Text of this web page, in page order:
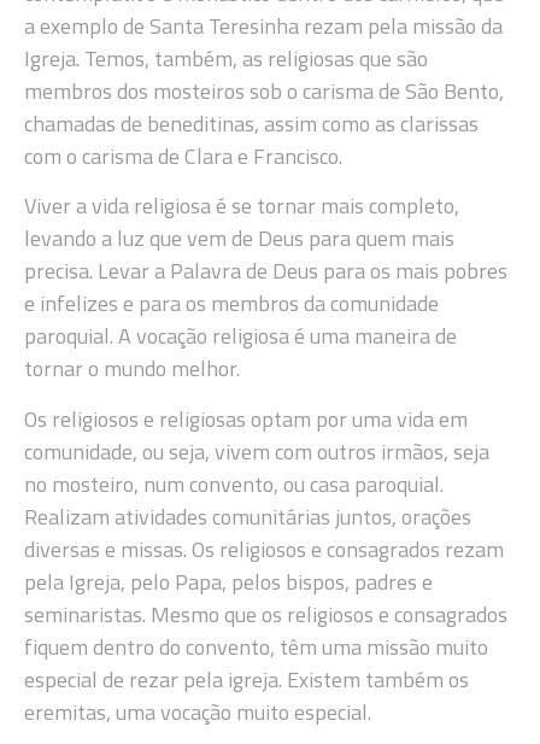
a exemplo de Santa Teresinha rezam pela missão da
Igreja. Temos, também, as religiosas que são
membros dos mosteiros sob o carisma de São Bento,
chamadas de beneditinas, assim como as clarissas
com o carisma de Clara e Francisco.
Viver a vida religiosa é se tornar mais completo,
levando a luz que vem de Deus para quem mais
precisa. Levar a Palavra de Deus para os mais pobres
e infelizes e para os membros da comunidade
paroquial. A vocação religiosa é uma maneira de
tornar o mundo melhor.
Os religiosos e religiosas optam por uma vida em
comunidade, ou seja, vivem com outros irmãos, seja
no mosteiro, num convento, ou casa paroquial.
Realizam atividades comunitárias juntos, orações
diversas e missas. Os religiosos e consagrados rezam
pela Igreja, pelo Papa, pelos bispos, padres e
seminaristas. Mesmo que os religiosos e consagrados
fiquem dentro do convento, têm uma missão muito
especial de rezar pela igreja. Existem também os
eremitas, uma vocação muito especial.